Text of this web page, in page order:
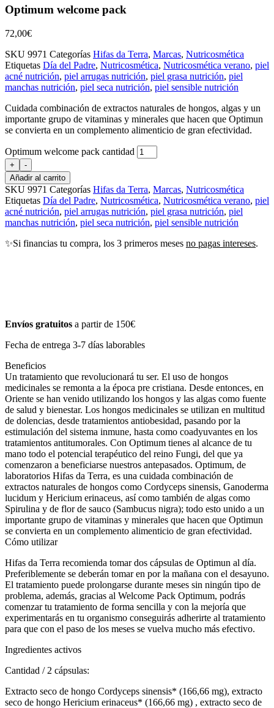
Optimum welcome pack
72,00€
SKU 9971 Categorías Hifas da Terra, Marcas, Nutricosmética
Etiquetas Día del Padre, Nutricosmética, Nutricosmética verano, piel
acné nutrición, piel arrugas nutrición, piel grasa nutrición, piel
manchas nutrición, piel seca nutrición, piel sensible nutrición
Cuidada combinación de extractos naturales de hongos, algas y un
importante grupo de vitaminas y minerales que hacen que Optimun
se convierta en un complemento alimenticio de gran efectividad.
Optimum welcome pack cantidad
+
-
Añadir al carrito
SKU 9971 Categorías Hifas da Terra, Marcas, Nutricosmética
Etiquetas Día del Padre, Nutricosmética, Nutricosmética verano, piel
acné nutrición, piel arrugas nutrición, piel grasa nutrición, piel
manchas nutrición, piel seca nutrición, piel sensible nutrición
✨Si financias tu compra, los 3 primeros meses no pagas intereses.
Envíos gratuitos a partir de 150€
Fecha de entrega 3-7 días laborables
Beneficios
Un tratamiento que revolucionará tu ser. El uso de hongos
medicinales se remonta a la época pre cristiana. Desde entonces, en
Oriente se han venido utilizando los hongos y las algas como fuente
de salud y bienestar. Los hongos medicinales se utilizan en multitud
de dolencias, desde tratamientos antiobesidad, pasando por la
estimulación del sistema inmune, hasta como coadyuvantes en los
tratamientos antitumorales. Con Optimum tienes al alcance de tu
mano todo el potencial terapéutico del reino Fungi, del que ya
comenzaron a beneficiarse nuestros antepasados. Optimum, de
laboratorios Hifas da Terra, es una cuidada combinación de
extractos naturales de hongos como Cordyceps sinensis, Ganoderma
lucidum y Hericium erinaceus, así como también de algas como
Spirulina y de flor de sauco (Sambucus nigra); todo esto unido a un
importante grupo de vitaminas y minerales que hacen que Optimun
se convierta en un complemento alimenticio de gran efectividad.
Cómo utilizar
Hifas da Terra recomienda tomar dos cápsulas de Optimun al día.
Preferiblemente se deberán tomar en por la mañana con el desayuno.
El tratamiento puede prolongarse durante meses sin ningún tipo de
problema, además, gracias al Welcome Pack Optimum, podrás
comenzar tu tratamiento de forma sencilla y con la mejoría que
experimentarás en tu organismo conseguirás adherirte al tratamiento
para que con el paso de los meses se vuelva mucho más efectivo.
Ingredientes activos
Cantidad / 2 cápsulas:
Extracto seco de hongo Cordyceps sinensis* (166,66 mg), extracto
seco de hongo Hericium erinaceus* (166,66 mg) , extracto seco de